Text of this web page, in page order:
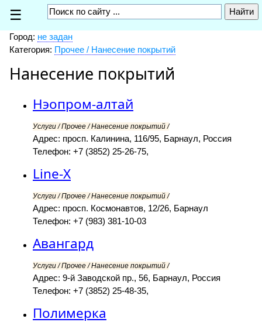
☰
Город: не задан
Категория: Прочее / Нанесение покрытий
Нанесение покрытий
Нэопром-алтай
Услуги / Прочее / Нанесение покрытий /
Адрес: просп. Калинина, 116/95, Барнаул, Россия
Телефон: +7 (3852) 25-26-75,
Line-X
Услуги / Прочее / Нанесение покрытий /
Адрес: просп. Космонавтов, 12/26, Барнаул
Телефон: +7 (983) 381-10-03
Авангард
Услуги / Прочее / Нанесение покрытий /
Адрес: 9-й Заводской пр., 56, Барнаул, Россия
Телефон: +7 (3852) 25-48-35,
Полимерка